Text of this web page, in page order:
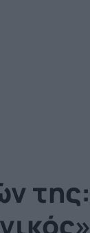
της: